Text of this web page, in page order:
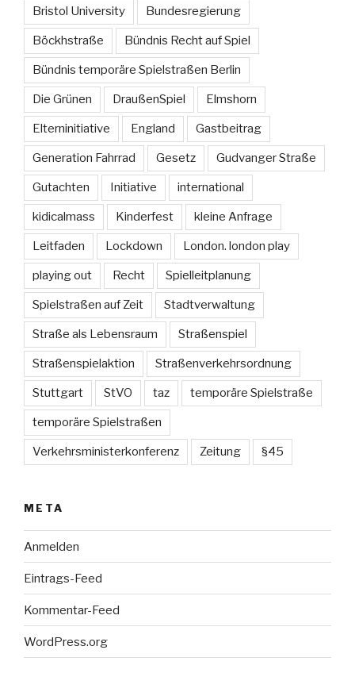
Bristol University Bundesregierung
Böckhstraße Bündnis Recht auf Spiel
Bündnis temporäre Spielstraßen Berlin
Die Grünen DraußenSpiel Elmshorn
Elterninitiative England Gastbeitrag
Generation Fahrrad Gesetz Gudvanger Straße
Gutachten Initiative international
kidicalmass Kinderfest kleine Anfrage
Leitfaden Lockdown London. london play
playing out Recht Spielleitplanung
Spielstraßen auf Zeit Stadtverwaltung
Straße als Lebensraum Straßenspiel
Straßenspielaktion Straßenverkehrsordnung
Stuttgart StVO taz temporäre Spielstraße
temporäre Spielstraßen
Verkehrsministerkonferenz Zeitung §45
META
Anmelden
Eintrags-Feed
Kommentar-Feed
WordPress.org